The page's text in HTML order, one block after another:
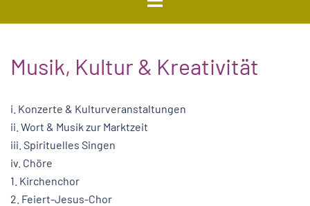
Musik, Kultur & Kreativität
i. Konzerte & Kulturveranstaltungen
ii. Wort & Musik zur Marktzeit
iii. Spirituelles Singen
iv. Chöre
1. Kirchenchor
2. Feiert-Jesus-Chor